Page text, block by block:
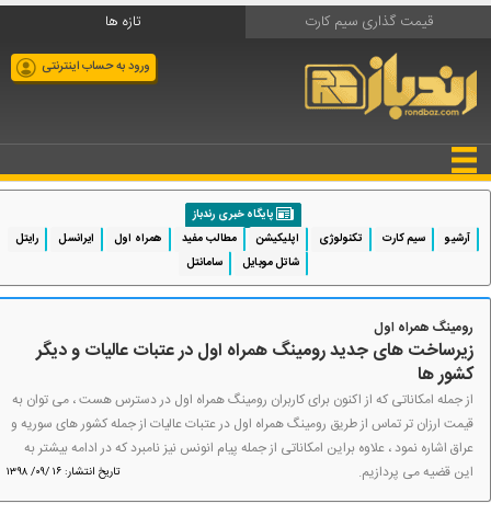
قیمت گذاری سیم کارت تازه ها
ورود به حساب اینترنتی
پایگاه خبری رندباز
آرشیو
سیم کارت تکنولوژی اپلیکیشن مطالب مفید همراه اول ایرانسل
رایتل
شاتل موبایل
سامانتل
رومینگ همراه اول
زیرساخت های جدید رومینگ همراه اول در عتبات عالیات و دیگر
کشور ها
از جمله امکاناتی که از اکنون برای کاربران رومینگ همراه اول در دسترس هست ، می توان به
قیمت ارزان تر تماس از طریق رومینگ همراه اول در عتبات عالیات از جمله کشور های سوریه و
عراق اشاره نمود ، علاوه براین امکاناتی از جمله پیام انونس نیز نامبرد که در ادامه بیشتر به
این قضیه می پردازیم.
تاریخ انتشار: ۱۶ /۰۹/ ۱۳۹۸